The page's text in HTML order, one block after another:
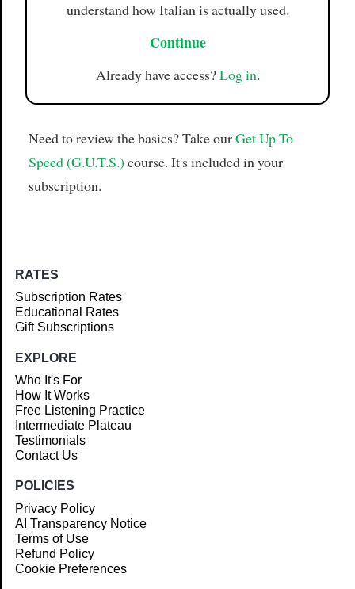
understand how Italian is actually used.
Continue
Already have access?Log in.
Need to review the basics? Take ourGet Up To
Speed (G.U.T.S.) course. It's included in your
subscription.
RATES
Subscription Rates
Educational Rates
Gift Subscriptions
EXPLORE
Who It's For
How It Works
Free Listening Practice
Intermediate Plateau
Testimonials
Contact Us
POLICIES
Privacy Policy
AI Transparency Notice
Terms of Use
Refund Policy
Cookie Preferences